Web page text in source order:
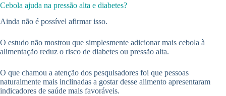
Cebola ajuda na pressão alta e diabetes?
Ainda não é possível afirmar isso.
O estudo não mostrou que simplesmente adicionar mais cebola à
alimentação reduz o risco de diabetes ou pressão alta.
O que chamou a atenção dos pesquisadores foi que pessoas
naturalmente mais inclinadas a gostar desse alimento apresentaram
indicadores de saúde mais favoráveis.